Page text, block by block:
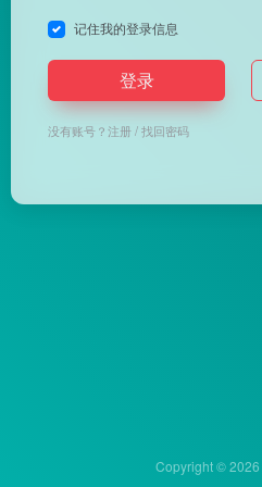
记住我的登录信息
登录
没有账号？注册/找回密码
Copyright © 2026